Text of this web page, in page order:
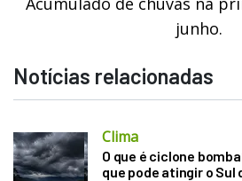
junho.
Notícias relacionadas
Clima
O que é ciclone
que pode atingir o Sul